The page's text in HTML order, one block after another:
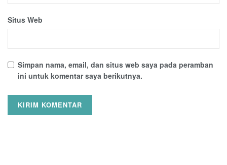
Situs Web
Simpan nama, email, dan situs web saya pada peramban
ini untuk komentar saya berikutnya.